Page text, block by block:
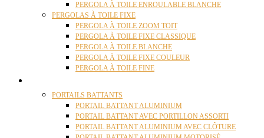
PERGOLA À TOILE ENROULABLE BLANCHE
PERGOLAS À TOILE FIXE
PERGOLA À TOILE ZOOM TOIT
PERGOLA À TOILE FIXE CLASSIQUE
PERGOLA À TOILE BLANCHE
PERGOLA À TOILE FIXE COULEUR
PERGOLA À TOILE FINE
PORTAILS BATTANTS
PORTAIL BATTANT ALUMINIUM
PORTAIL BATTANT AVEC PORTILLON ASSORTI
PORTAIL BATTANT ALUMINIUM AVEC CLÔTURE